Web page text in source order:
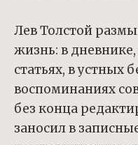
Лев Толстой
жизнь: в
статьях, в устных
воспоминаниях
без конца
заносил в